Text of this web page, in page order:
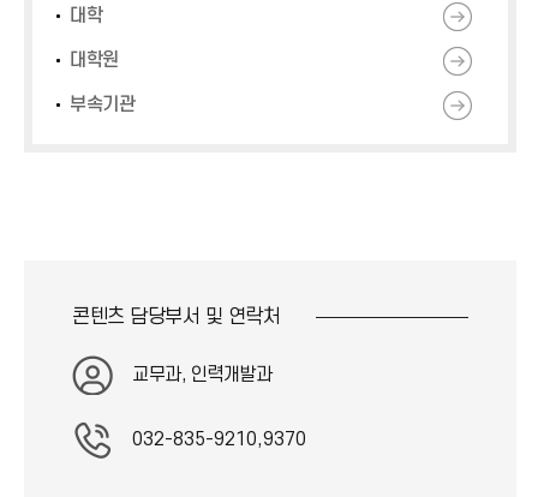
대학
대학원
부속기관
콘텐츠 담당부서 및 연락처
교무과, 인력개발과
032-835-9210,9370